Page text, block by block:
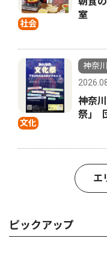
社会
室
文化
神奈
神奈
祭｣
エ
ピックアップ